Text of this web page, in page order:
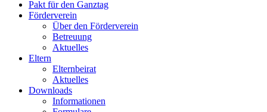
Pakt für den Ganztag
Förderverein
Über den Förderverein
Betreuung
Aktuelles
Eltern
Elternbeirat
Aktuelles
Downloads
Informationen